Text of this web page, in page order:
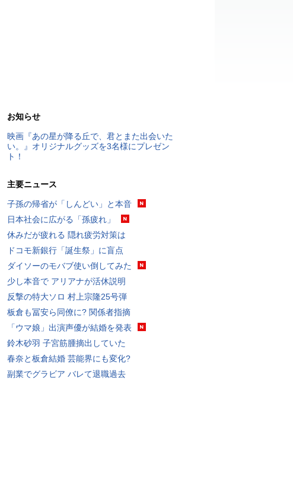
お知らせ
映画『あの星が降る丘で、君とまた出会いた
い。』オリジナルグッズを3名様にプレゼン
ト！
主要ニュース
子孫の帰省が「しんどい」と本音
日本社会に広がる「孫疲れ」
休みだが疲れる 隠れ疲労対策は
ドコモ新銀行「誕生祭」に盲点
ダイソーのモバブ使い倒してみた
少し本音で アリアナが活休説明
反撃の特大ソロ 村上宗隆25号弾
板倉も冨安ら同僚に? 関係者指摘
「ウマ娘」出演声優が結婚を発表
鈴木砂羽 子宮筋腫摘出していた
春奈と板倉結婚 芸能界にも変化?
副業でグラビア バレて退職過去